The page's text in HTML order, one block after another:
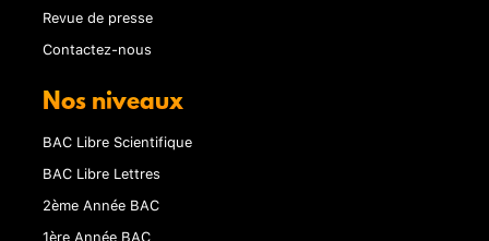
Revue de presse
Contactez-nous
Nos niveaux
BAC Libre Scientifique
BAC Libre Lettres
2ème Année BAC